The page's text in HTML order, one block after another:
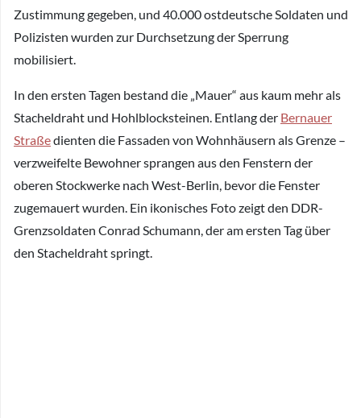
Zustimmung gegeben, und 40.000 ostdeutsche Soldaten und
Polizisten wurden zur Durchsetzung der Sperrung
mobilisiert.
In den ersten Tagen bestand die „Mauer“ aus kaum mehr als
Stacheldraht und Hohlblocksteinen. Entlang der Bernauer
Straßedienten die Fassaden von Wohnhäusern als Grenze –
verzweifelte Bewohner sprangen aus den Fenstern der
oberen Stockwerke nach West-Berlin, bevor die Fenster
zugemauert wurden. Ein ikonisches Foto zeigt den DDR-
Grenzsoldaten Conrad Schumann, der am ersten Tag über
den Stacheldraht springt.